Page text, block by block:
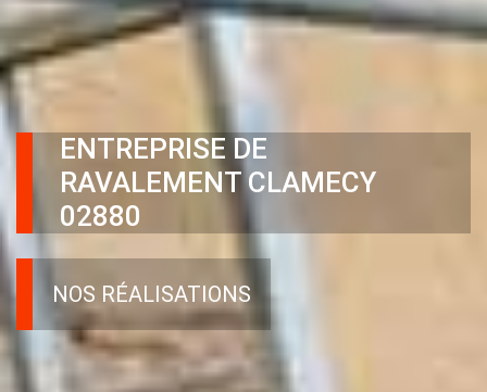
ENTREPRISE DE
RAVALEMENT CLAMECY
02880
NOS RÉALISATIONS